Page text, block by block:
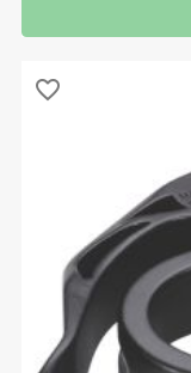
favorite_border